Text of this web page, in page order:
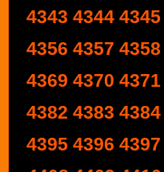
4343 4344 4345
4356 4357 4358
4369 4370 4371
4382 4383 4384
4395 4396 4397